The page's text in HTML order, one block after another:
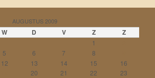
AUGUSTUS 2009
W D V Z Z
1
5 6 7 8
12 13 14 15
16
20 21 22 23